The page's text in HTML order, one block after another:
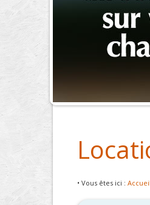
• Vous êtes ici : Accueil